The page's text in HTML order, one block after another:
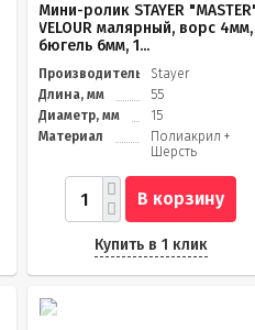
Мини-ролик STAYER
VELOUR малярный, ворс 4мм,
бюгель 6мм, 1...
Производитель
Stayer
Длина, мм
55
Диаметр, мм
15
Материал
Полиакрил +
Шерсть
В корзину
Купить в 1 клик